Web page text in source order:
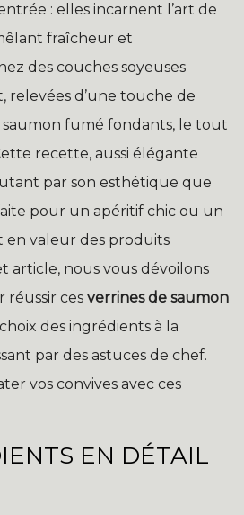
: elles incarnent l’art de
fraîcheur et
des couches soyeuses
relevées d’une touche de
saumon fumé fondants, le tout
recette, aussi élégante
par son esthétique que
pour un apéritif chic ou un
en valeur des produits
article, nous vous dévoilons
réussir ces verrines de saumon
des ingrédients à la
par des astuces de chef.
vos convives avec ces
EN DÉTAIL